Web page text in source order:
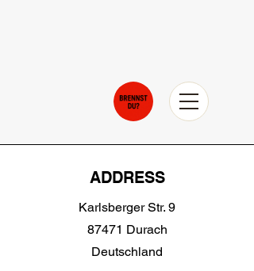
ADDRESS
Karlsberger Str. 9
87471 Durach
Deutschland